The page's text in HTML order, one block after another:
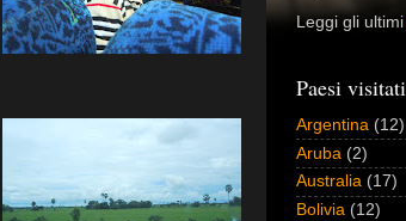
Leggi gli ultimi
Paesi visitati
Argentina (12)
Aruba (2)
Australia (17)
Bolivia (12)